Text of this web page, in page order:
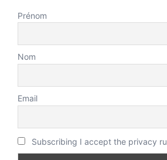
Prénom
Nom
Email
Subscribing I accept the privacy